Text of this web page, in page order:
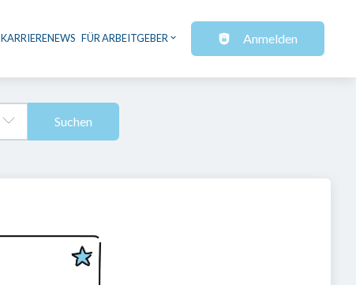
KARRIERENEWS FÜR ARBEITGEBER Anmelden
Suchen